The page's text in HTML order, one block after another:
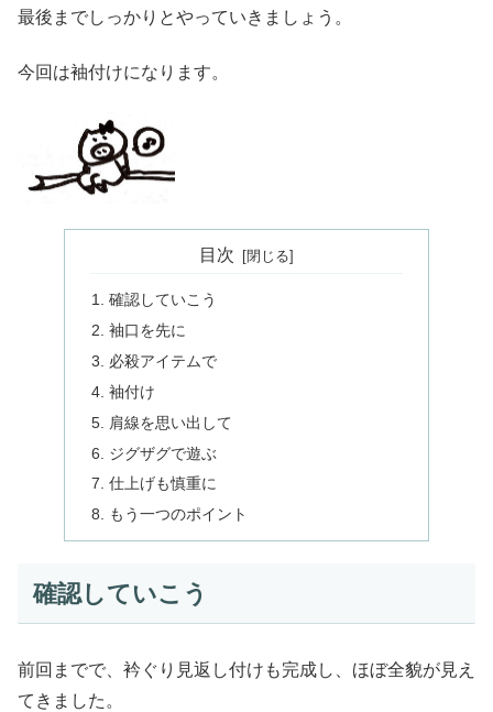
最後までしっかりとやっていきましょう。
今回は袖付けになります。
目次
確認していこう
袖口を先に
必殺アイテムで
袖付け
肩線を思い出して
ジグザグで遊ぶ
仕上げも慎重に
もう一つのポイント
確認していこう
前回までで、衿ぐり見返し付けも完成し、ほぼ全貌が見え
てきました。